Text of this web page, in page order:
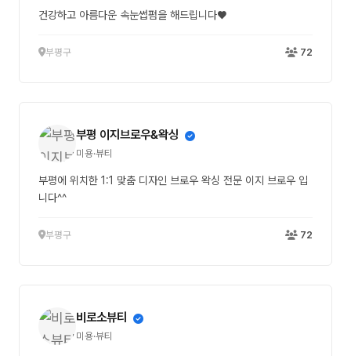
건강하고 아름다운 속눈썹펌을 해드립니다♥
부평구 72
부평 이지브로우&왁싱
미용·뷰티
부평에 위치한 1:1 맞춤 디자인 브로우 왁싱 전문 이지 브로우 입
니다^^
부평구 72
비로소뷰티
미용·뷰티